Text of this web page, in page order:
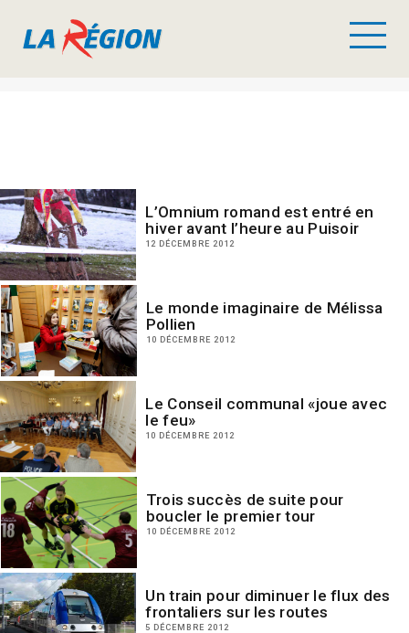
L’Omnium romand est entré en
hiver avant l’heure au Puisoir
12 DÉCEMBRE 2012
Le monde imaginaire de Mélissa
Pollien
10 DÉCEMBRE 2012
Le Conseil communal «joue avec
le feu»
10 DÉCEMBRE 2012
Trois succès de suite pour
boucler le premier tour
10 DÉCEMBRE 2012
Un train pour diminuer le flux des
frontaliers sur les routes
5 DÉCEMBRE 2012